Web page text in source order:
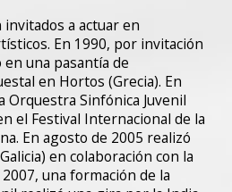
invitados a actuar en
En 1990, por invitación
en una pasantía de
en Hortos (Grecia). En
Orquestra Sinfónica Juvenil
el Festival Internacional de la
En agosto de 2005 realizó
en colaboración con la
una formación de la